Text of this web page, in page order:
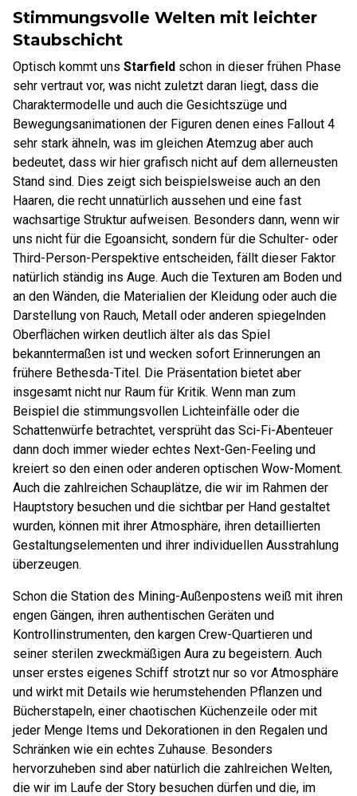
Stimmungsvolle Welten mit leichter
Staubschicht
Optisch kommt uns Starfield schon in dieser frühen Phase
sehr vertraut vor, was nicht zuletzt daran liegt, dass die
Charaktermodelle und auch die Gesichtszüge und
Bewegungsanimationen der Figuren denen eines Fallout 4
sehr stark ähneln, was im gleichen Atemzug aber auch
bedeutet, dass wir hier grafisch nicht auf dem allerneusten
Stand sind. Dies zeigt sich beispielsweise auch an den
Haaren, die recht unnatürlich aussehen und eine fast
wachsartige Struktur aufweisen. Besonders dann, wenn wir
uns nicht für die Egoansicht, sondern für die Schulter- oder
Third-Person-Perspektive entscheiden, fällt dieser Faktor
natürlich ständig ins Auge. Auch die Texturen am Boden und
an den Wänden, die Materialien der Kleidung oder auch die
Darstellung von Rauch, Metall oder anderen spiegelnden
Oberflächen wirken deutlich älter als das Spiel
bekanntermaßen ist und wecken sofort Erinnerungen an
frühere Bethesda-Titel. Die Präsentation bietet aber
insgesamt nicht nur Raum für Kritik. Wenn man zum
Beispiel die stimmungsvollen Lichteinfälle oder die
Schattenwürfe betrachtet, versprüht das Sci-Fi-Abenteuer
dann doch immer wieder echtes Next-Gen-Feeling und
kreiert so den einen oder anderen optischen Wow-Moment.
Auch die zahlreichen Schauplätze, die wir im Rahmen der
Hauptstory besuchen und die sichtbar per Hand gestaltet
wurden, können mit ihrer Atmosphäre, ihren detaillierten
Gestaltungselementen und ihrer individuellen Ausstrahlung
überzeugen.
Schon die Station des Mining-Außenpostens weiß mit ihren
engen Gängen, ihren authentischen Geräten und
Kontrollinstrumenten, den kargen Crew-Quartieren und
seiner sterilen zweckmäßigen Aura zu begeistern. Auch
unser erstes eigenes Schiff strotzt nur so vor Atmosphäre
und wirkt mit Details wie herumstehenden Pflanzen und
Bücherstapeln, einer chaotischen Küchenzeile oder mit
jeder Menge Items und Dekorationen in den Regalen und
Schränken wie ein echtes Zuhause. Besonders
hervorzuheben sind aber natürlich die zahlreichen Welten,
die wir im Laufe der Story besuchen dürfen und die, im